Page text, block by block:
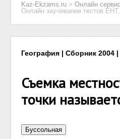
Kaz-Ekzams.ru >Онлайн
Онлайн заучивание тестов
География | Сборник 2004
Съемка
точки